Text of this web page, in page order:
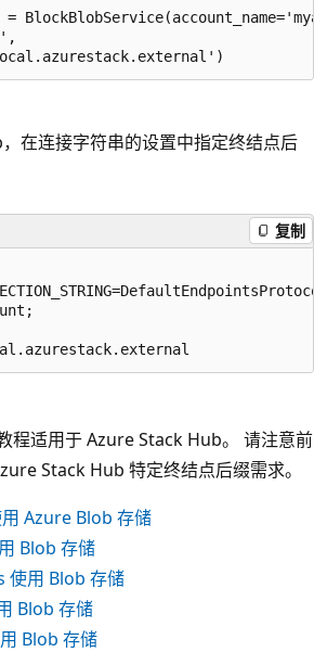
在连接字符串的设置中指定终结点后
复制
程适用于 Azure Stack Hub。 请注意前
Stack Hub 特定终结点后缀需求。
Azure Blob 存储
Blob 存储
使用 Blob 存储
Blob 存储
Blob 存储